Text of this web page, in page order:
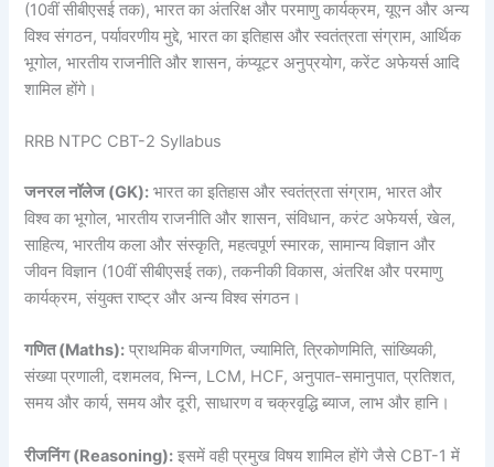
(10वीं सीबीएसई तक), भारत का अंतरिक्ष और परमाणु कार्यक्रम, यूएन और अन्य
विश्व संगठन, पर्यावरणीय मुद्दे, भारत का इतिहास और स्वतंत्रता संग्राम, आर्थिक
भूगोल, भारतीय राजनीति और शासन, कंप्यूटर अनुप्रयोग, करेंट अफेयर्स आदि
शामिल होंगे।
RRB NTPC CBT-2 Syllabus
जनरल नॉलेज (GK): भारत का इतिहास और स्वतंत्रता संग्राम, भारत और
विश्व का भूगोल, भारतीय राजनीति और शासन, संविधान, करंट अफेयर्स, खेल,
साहित्य, भारतीय कला और संस्कृति, महत्वपूर्ण स्मारक, सामान्य विज्ञान और
जीवन विज्ञान (10वीं सीबीएसई तक), तकनीकी विकास, अंतरिक्ष और परमाणु
कार्यक्रम, संयुक्त राष्ट्र और अन्य विश्व संगठन।
गणित (Maths): प्राथमिक बीजगणित, ज्यामिति, त्रिकोणमिति, सांख्यिकी,
संख्या प्रणाली, दशमलव, भिन्न, LCM, HCF, अनुपात-समानुपात, प्रतिशत,
समय और कार्य, समय और दूरी, साधारण व चक्रवृद्धि ब्याज, लाभ और हानि।
रीजनिंग (Reasoning): इसमें वही प्रमुख विषय शामिल होंगे जैसे CBT-1 में